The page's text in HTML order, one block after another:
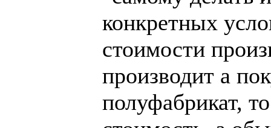
конкретных
стоимости
производит а
полуфабрикат,